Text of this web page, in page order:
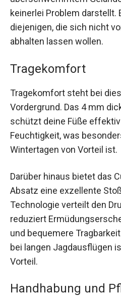
keinerlei Problem darstellt.
diejenigen, die sich nicht
abhalten lassen wollen.
Tragekomfort
Tragekomfort steht bei
Vordergrund. Das 4 mm
schützt deine Füße
Feuchtigkeit, was
Wintertagen von Vorteil ist.
Darüber hinaus bietet das
Absatz eine exzellente
Technologie verteilt den
reduziert
und bequemere
bei langen Jagdausflügen
Vorteil.
Handhabung und